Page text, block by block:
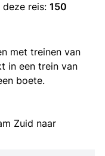
reis: 150
met treinen van
in een trein van
boete.
Zuid naar